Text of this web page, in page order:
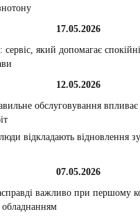
17.05.2026
сервіс, який допомагає
12.05.2026
обслуговування впливає
відкладають відновлення
07.05.2026
важливо при першому